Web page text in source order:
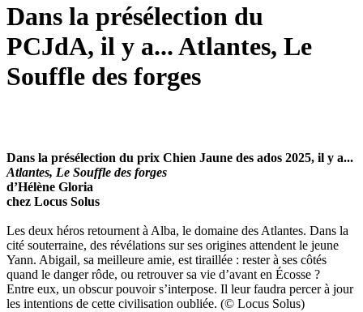
Dans la présélection du
PCJdA, il y a... Atlantes, Le
Souffle des forges
Dans la présélection du prix Chien Jaune des ados 2025, il y a...
Atlantes, Le Souffle des forges
d’Hélène Gloria
chez Locus Solus
Les deux héros retournent à Alba, le domaine des Atlantes. Dans la
cité souterraine, des révélations sur ses origines attendent le jeune
Yann. Abigail, sa meilleure amie, est tiraillée : rester à ses côtés
quand le danger rôde, ou retrouver sa vie d’avant en Écosse ?
Entre eux, un obscur pouvoir s’interpose. Il leur faudra percer à jour
les intentions de cette civilisation oubliée. (© Locus Solus)